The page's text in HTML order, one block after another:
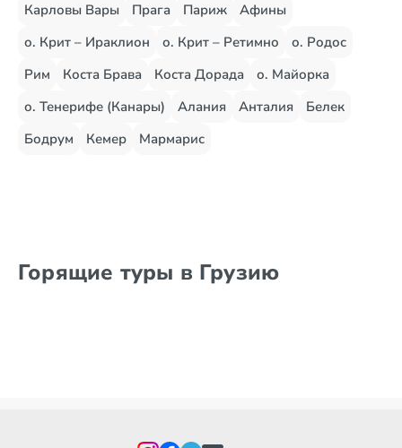
Карловы Вары
Прага Париж
Афины
о. Крит – Ираклион
о. Крит – Ретимно
о. Родос
Рим
Коста Брава Коста Дорада
о. Майорка
о. Тенерифе (Канары)
Алания Анталия
Белек
Бодрум
Кемер Мармарис
Горящие туры в Грузию